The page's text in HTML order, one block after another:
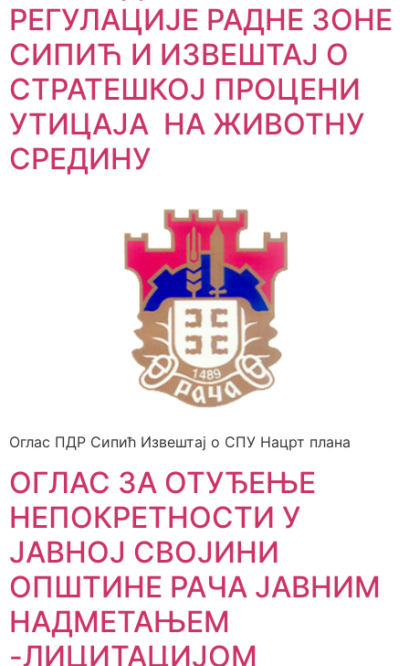
РЕГУЛАЦИЈЕ РАДНЕ ЗОНЕ
СИПИЋ И ИЗВЕШТАЈ О
СТРАТЕШКОЈ ПРОЦЕНИ
УТИЦАЈА НА ЖИВОТНУ
СРЕДИНУ
Оглас ПДР Сипић Извештај о СПУ Нацрт плана
ОГЛАС ЗА ОТУЂЕЊЕ
НЕПОКРЕТНОСТИ У
ЈАВНОЈ СВОЈИНИ
ОПШТИНЕ РАЧА ЈАВНИМ
НАДМЕТАЊЕМ
-ЛИЦИТАЦИЈОМ